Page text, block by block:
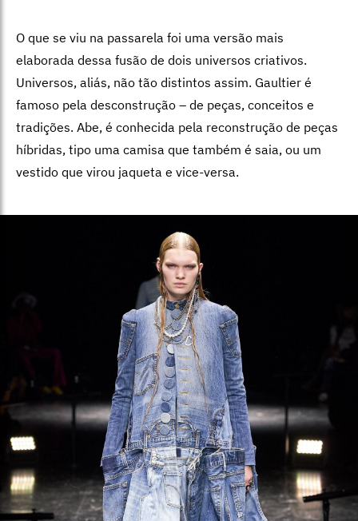
O que se viu na passarela foi uma versão mais
elaborada dessa fusão de dois universos criativos.
Universos, aliás, não tão distintos assim. Gaultier é
famoso pela desconstrução – de peças, conceitos e
tradições. Abe, é conhecida pela reconstrução de peças
híbridas, tipo uma camisa que também é saia, ou um
vestido que virou jaqueta e vice-versa.